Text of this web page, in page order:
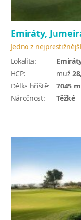
Emiráty,
Jedno z
Lokalita:
HCP:
muž 28
Délka hřiště:
7045 m
Náročnost:
Těžké